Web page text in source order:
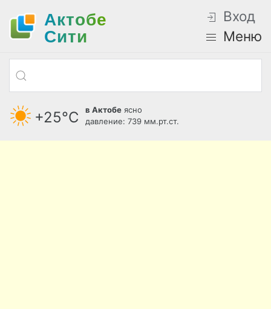
Актобе
Cити
Вход
Меню
+25°С в Актобе ясно
давление: 739 мм.рт.ст.